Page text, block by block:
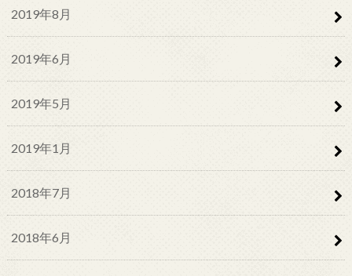
2019年8月
2019年6月
2019年5月
2019年1月
2018年7月
2018年6月